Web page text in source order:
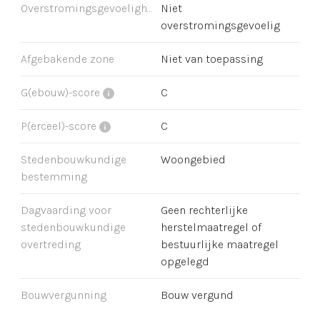
Niet
overstromingsgevoelig
Afgebakende zone Niet van toepassing
G(ebouw)-score C
P(erceel)-score C
Stedenbouwkundige
bestemming
Woongebied
Dagvaarding voor
stedenbouwkundige
overtreding
Geen rechterlijke
herstelmaatregel of
bestuurlijke maatregel
opgelegd
Bouwvergunning Bouw vergund